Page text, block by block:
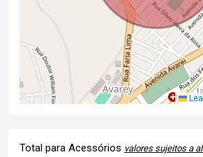
Total para Acessórios valores sujeitos a